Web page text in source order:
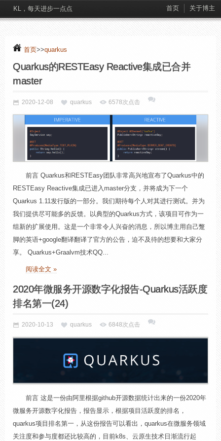
KL，每天进步一点点 首页 关于博主
首页>>quarkus
Quarkus的RESTEasy Reactive集成已合并
master
2020-12-08 quarkus 6578次点击
前言 Quarkus和RESTEasy团队非常高兴地宣布了Quarkus中的
RESTEasy Reactive集成已进入master分支，并将成为下一个
Quarkus 1.11发行版的一部分。我们期待每个人对其进行测试。并为
我们提供尽可能多的反馈。以典型的Quarkus方式，该项目可作为一
组新的扩展使用。这是一个非常令人兴奋的消息，所以博主用自己蹩
脚的英语+google翻译翻译了官方的公告，迫不及待的想要和大家分
享。 Quarkus+Graalvm技术QQ...
阅读全文 »
2020年微服务开源数字化报告-Quarkus活跃度
排名第一(24)
2020-10-13 quarkus 6848次点击
前言 这是一份由阿里根据github开源数据统计出来的一份2020年
微服务开源数字化报告，报告显示，根据项目活跃度的排名，
quarkus项目排名第一，从这份报告可以看出，quarkus在微服务领域
关注度和参与度都还比较高的，目前k8s、云原生技术日渐流行起